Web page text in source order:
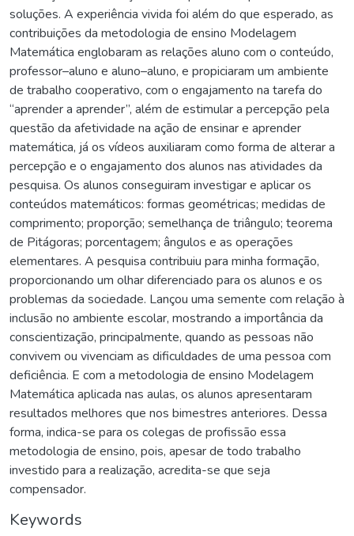
soluções. A experiência vivida foi além do que esperado, as
contribuições da metodologia de ensino Modelagem
Matemática englobaram as relações aluno com o conteúdo,
professor–aluno e aluno–aluno, e propiciaram um ambiente
de trabalho cooperativo, com o engajamento na tarefa do
“aprender a aprender”, além de estimular a percepção pela
questão da afetividade na ação de ensinar e aprender
matemática, já os vídeos auxiliaram como forma de alterar a
percepção e o engajamento dos alunos nas atividades da
pesquisa. Os alunos conseguiram investigar e aplicar os
conteúdos matemáticos: formas geométricas; medidas de
comprimento; proporção; semelhança de triângulo; teorema
de Pitágoras; porcentagem; ângulos e as operações
elementares. A pesquisa contribuiu para minha formação,
proporcionando um olhar diferenciado para os alunos e os
problemas da sociedade. Lançou uma semente com relação à
inclusão no ambiente escolar, mostrando a importância da
conscientização, principalmente, quando as pessoas não
convivem ou vivenciam as dificuldades de uma pessoa com
deficiência. E com a metodologia de ensino Modelagem
Matemática aplicada nas aulas, os alunos apresentaram
resultados melhores que nos bimestres anteriores. Dessa
forma, indica-se para os colegas de profissão essa
metodologia de ensino, pois, apesar de todo trabalho
investido para a realização, acredita-se que seja
compensador.
Keywords